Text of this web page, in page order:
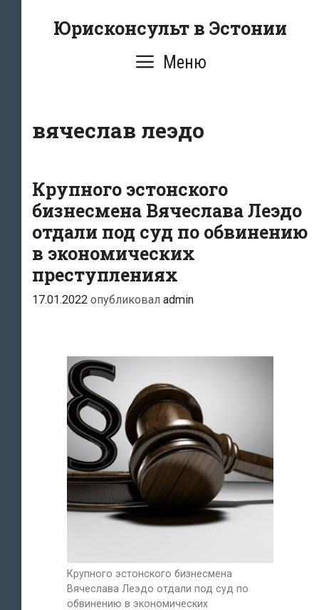
Юрисконсульт в Эстонии
Меню
вячеслав леэдо
Крупного эстонского
бизнесмена Вячеслава Леэдо
отдали под суд по обвинению
в экономических
преступлениях
17.01.2022 опубликовал admin
Крупного эстонского бизнесмена
Вячеслава Леэдо отдали под суд по
обвинению в экономических